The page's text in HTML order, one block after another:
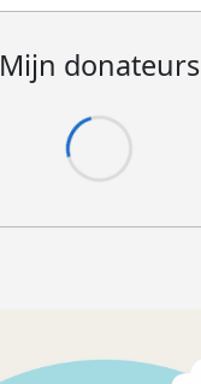
Mijn donateurs